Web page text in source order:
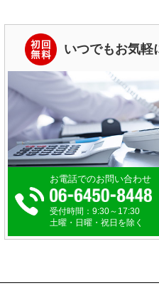
いつでもお気軽
お電話でのお問い合わせ
受付時間：9:30～17:30
土曜・日曜・祝日を除く